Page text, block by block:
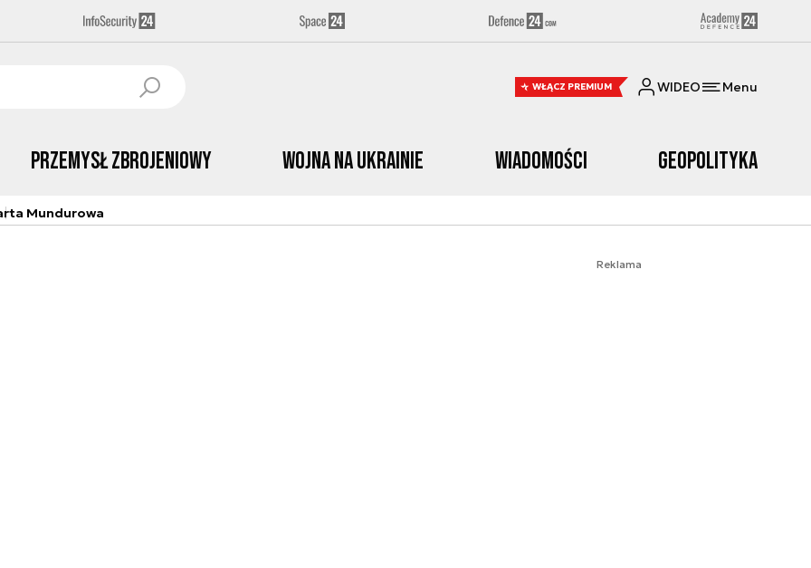
WŁĄCZ PREMIUM WIDEO Menu
Przemysł Zbrojeniowy Wojna na Ukrainie Wiadomości Geopolityka
Mundurowa
Reklama